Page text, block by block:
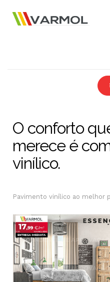
O conforto
merece é
vinílico.
Pavimento vinílico ao melhor